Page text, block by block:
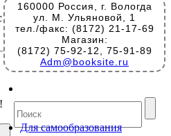
160000 Россия, г. Вологда
ул. М. Ульяновой, 1
тел./факс: (8172) 21-17-69
Магазин:
(8172) 75-92-12, 75-91-89
Adm@booksite.ru
Для самообразования